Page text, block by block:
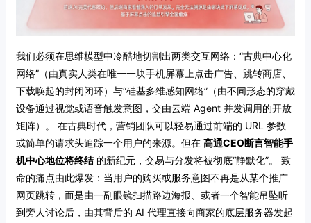
我们必须在思维模型中冷酷地切割出两类交互网络：“古典中心化
网络”（由真实人类在唯一一块手机屏幕上点击广告、跳转商店、
下载唤起的封闭闭环）与“硅基多维感知网络”（由不同形态的穿戴
设备通过视觉或语音触发意图，交由云端 Agent 并发调用的开放
矩阵）。 在古典时代，营销团队可以轻易通过前端的 URL 参数
或简单的请求头追踪一个用户的来源。但在 高通CEO断言智能手
机中心地位将终结的新纪元，交易与分发将被彻底“静默化”。 致
命的痛点由此爆发：当用户的购买或服务意图不再是从某个推广
网页跳转，而是由一副眼镜扫描路边海报、或者一个智能吊坠听
到旁人讨论后，由其背后的 AI 代理直接向商家的底层服务器发起